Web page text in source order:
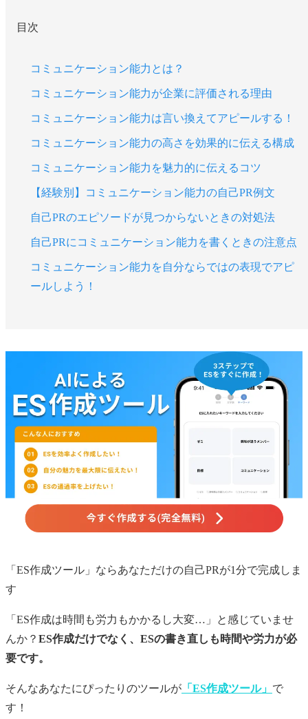
目次
コミュニケーション能力とは？
コミュニケーション能力が企業に評価される理由
コミュニケーション能力は言い換えてアピールする！
コミュニケーション能力の高さを効果的に伝える構成
コミュニケーション能力を魅力的に伝えるコツ
【経験別】コミュニケーション能力の自己PR例文
自己PRのエピソードが見つからないときの対処法
自己PRにコミュニケーション能力を書くときの注意点
コミュニケーション能力を自分ならではの表現でアピ
ールしよう！
「ES作成ツール」ならあなただけの自己PRが1分で完成しま
す
「ES作成は時間も労力もかかるし大変…」と感じていませ
んか？ ES作成だけでなく、ESの書き直しも時間や労力が必
要です。
そんなあなたにぴったりのツールが 「ES作成ツール」 で
す！